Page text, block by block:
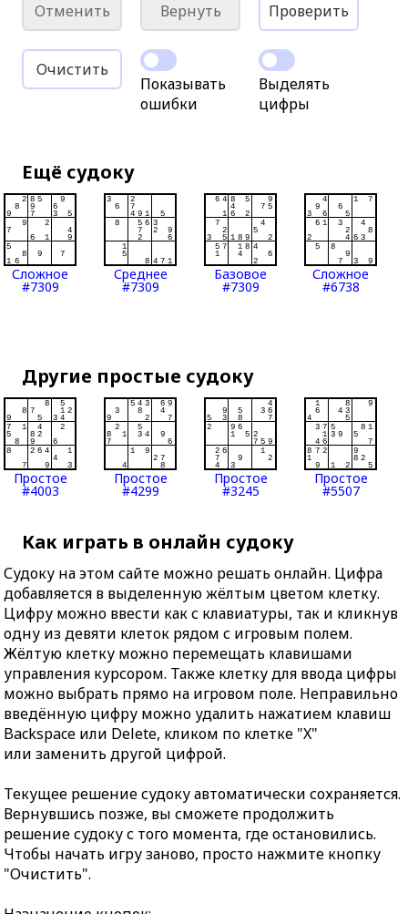
Отменить Вернуть Проверить
Очистить
Показывать
ошибки
Выделять
цифры
Ещё судоку
Сложное
#7309
Среднее
#7309
Базовое
#7309
Сложное
#6738
Другие простые судоку
Простое
#4003
Простое
#4299
Простое
#3245
Простое
#5507
Как играть в онлайн судоку
Судоку на этом сайте можно решать онлайн. Цифра
добавляется в выделенную жёлтым цветом клетку.
Цифру можно ввести как с клавиатуры, так и кликнув
одну из девяти клеток рядом с игровым полем.
Жёлтую клетку можно перемещать клавишами
управления курсором. Также клетку для ввода цифры
можно выбрать прямо на игровом поле. Неправильно
введённую цифру можно удалить нажатием клавиш
Backspace или Delete, кликом по клетке "X"
или заменить другой цифрой.
Текущее решение судоку автоматически сохраняется.
Вернувшись позже, вы сможете продолжить
решение судоку с того момента, где остановились.
Чтобы начать игру заново, просто нажмите кнопку
"Очистить".